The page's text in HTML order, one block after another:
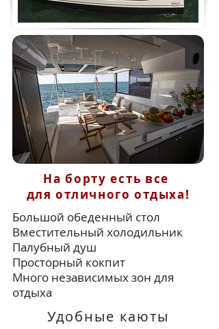
На борту есть все
для отличного отдыха!
Большой обеденный стол
Вместительный холодильник
Палубный душ​
Просторный кокпит
Много независимых зон для
отдыха
Удобные каюты